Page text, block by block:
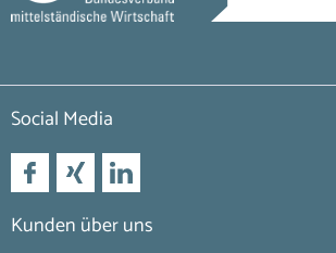
Social Media
Kunden über uns